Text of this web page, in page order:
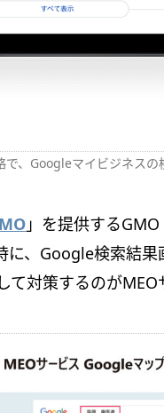
、Googleマイビジネスの
」を提供するGMO
に、Google検索結
対策するのがMEO